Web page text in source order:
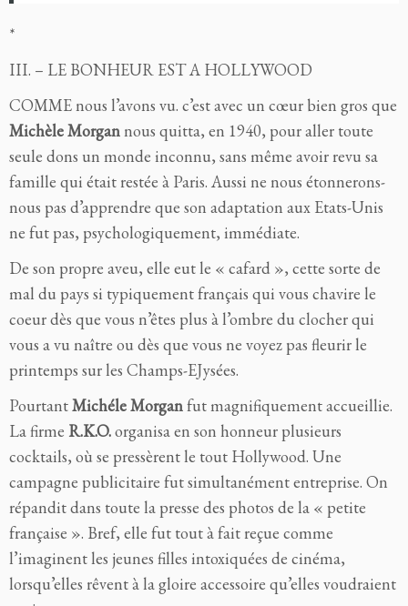
*
III. – LE BONHEUR EST A HOLLYWOOD
COMME nous l’avons vu. c’est avec un cœur bien gros que
Michèle Morgannous quitta, en 1940, pour aller toute
seule dons un monde inconnu, sans même avoir revu sa
famille qui était restée à Paris. Aussi ne nous étonnerons-
nous pas d’apprendre que son adaptation aux Etats-Unis
ne fut pas, psychologiquement, immédiate.
De son propre aveu, elle eut le « cafard », cette sorte de
mal du pays si typiquement français qui vous chavire le
coeur dès que vous n’êtes plus à l’ombre du clocher qui
vous a vu naître ou dès que vous ne voyez pas fleurir le
printemps sur les Champs-EJysées.
PourtantMichéle Morganfut magnifiquement accueillie.
La firme R.K.O.organisa en son honneur plusieurs
cocktails, où se pressèrent le tout Hollywood. Une
campagne publicitaire fut simultanément entreprise. On
répandit dans toute la presse des photos de la « petite
française ». Bref, elle fut tout à fait reçue comme
l’imaginent les jeunes filles intoxiquées de cinéma,
lorsqu’elles rêvent à la gloire accessoire qu’elles voudraient